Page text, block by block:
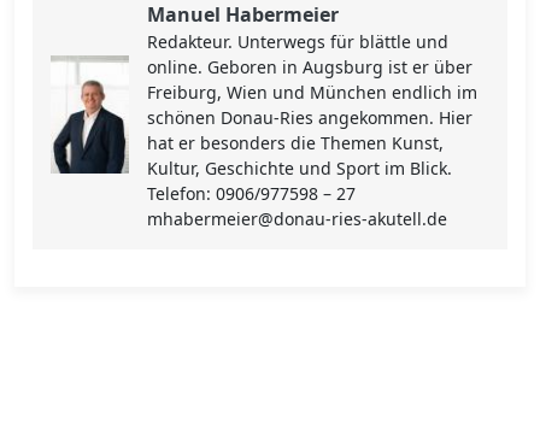
Manuel Habermeier
Redakteur. Unterwegs für blättle und
online. Geboren in Augsburg ist er über
Freiburg, Wien und München endlich im
schönen Donau-Ries angekommen. Hier
hat er besonders die Themen Kunst,
Kultur, Geschichte und Sport im Blick.
Telefon: 0906/977598 – 27
mhabermeier@donau-ries-akutell.de